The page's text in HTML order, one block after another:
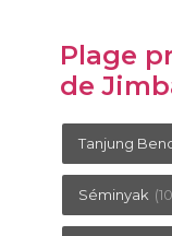
Plage
de
Tanjung
Séminyak